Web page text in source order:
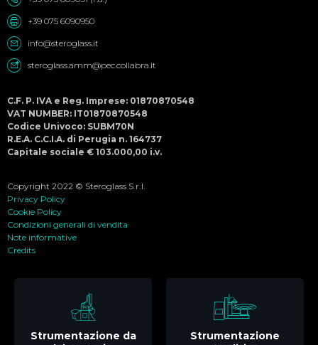
+39 075 6090950
info@steroglass.it
steroglass.amm@pec.collabra.it
C.F. P. IVA e Reg. Imprese: 01870870548
VAT NUMBER: IT01870870548
Codice Univoco: SUBM70N
R.E.A. C.C.I.A. di Perugia n. 164737
Capitale sociale € 103.000,00 i.v.
Copyright 2022 © Steroglass S.r.l.
Privacy Policy
Cookie Policy
Condizioni generali di vendita
Note informative
Credits
Strumentazione da
Strumentazione